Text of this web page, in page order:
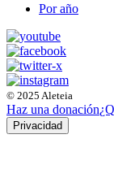
Por año
© 2025 Aleteia
Haz una donación
Privacidad